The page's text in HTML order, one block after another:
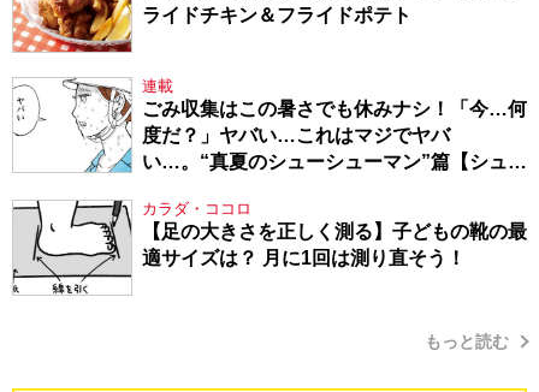
ライドチキン＆フライドポテト
連載
ごみ収集はこの暑さでも休みナシ！「今…何
度だ？」ヤバい…これはマジでヤバ
い…。“真夏のシューシューマン”篇【シュー
カラダ・ココロ
【足の大きさを正しく測る】子どもの靴の最
適サイズは？ 月に1回は測り直そう！
もっと読む